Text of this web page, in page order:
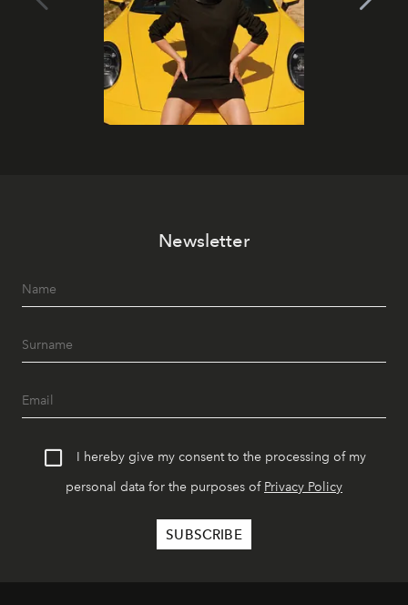
Newsletter
I hereby give my consent to the processing of my
personal data for the purposes of Privacy Policy